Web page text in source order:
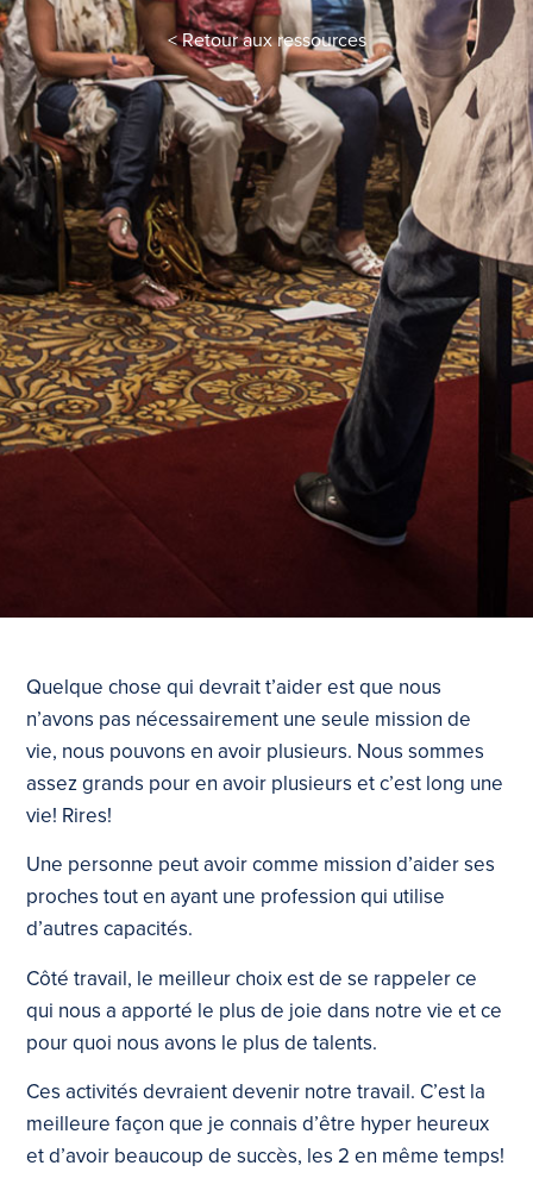
< Retour aux ressources
Quelque chose qui devrait t’aider est que nous
n’avons pas nécessairement une seule mission de
vie, nous pouvons en avoir plusieurs. Nous sommes
assez grands pour en avoir plusieurs et c’est long une
vie! Rires!
Une personne peut avoir comme mission d’aider ses
proches tout en ayant une profession qui utilise
d’autres capacités.
Côté travail, le meilleur choix est de se rappeler ce
qui nous a apporté le plus de joie dans notre vie et ce
pour quoi nous avons le plus de talents.
Ces activités devraient devenir notre travail. C’est la
meilleure façon que je connais d’être hyper heureux
et d’avoir beaucoup de succès, les 2 en même temps!